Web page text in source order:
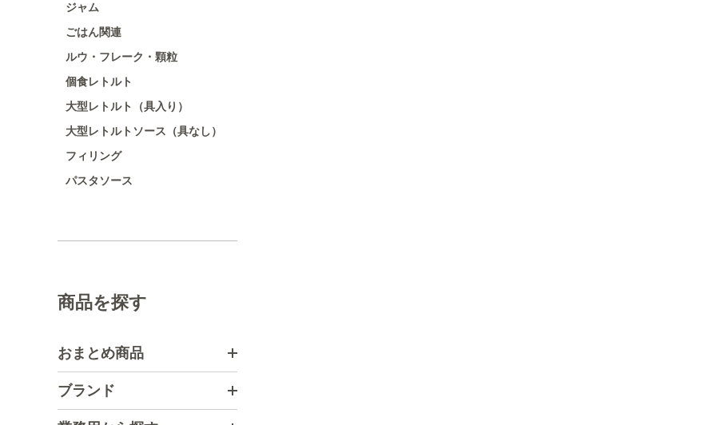
ジャム
ごはん関連
ルウ・フレーク・顆粒
個食レトルト
大型レトルト（具入り）
大型レトルトソース（具なし）
フィリング
パスタソース
商品を探す
おまとめ商品
ブランド